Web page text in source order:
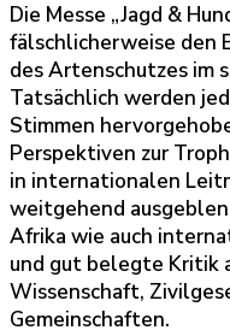
Die Messe „Jagd &
fälschlicherweise den
des Artenschutzes im
Tatsächlich werden
Stimmen
Perspektiven zur
in internationalen
weitgehend
Afrika wie auch
und gut belegte Kritik
Wissenschaft,
Gemeinschaften.